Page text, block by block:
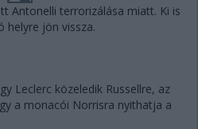
Antonelli terrorizálása miatt. Ki is
helyre jön vissza.
Leclerc közeledik Russellre, az
a monacói Norrisra nyithatja a